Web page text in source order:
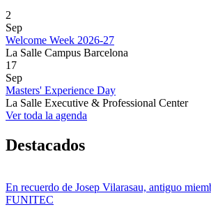
2
Sep
Welcome Week 2026-27
La Salle Campus Barcelona
17
Sep
Masters' Experience Day
La Salle Executive & Professional Center
Ver toda la agenda
Destacados
En recuerdo de Josep Vilarasau, antiguo
FUNITEC